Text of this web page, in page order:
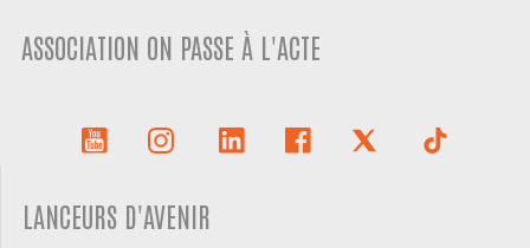
ASSOCIATION ON PASSE À L'ACTE
LANCEURS D'AVENIR